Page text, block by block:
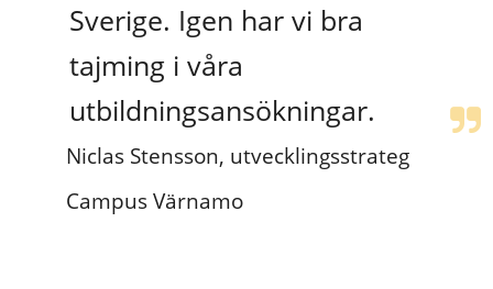
Sverige. Igen har vi bra
tajming i våra
utbildningsansökningar.
Niclas Stensson, utvecklingsstrateg
Campus Värnamo